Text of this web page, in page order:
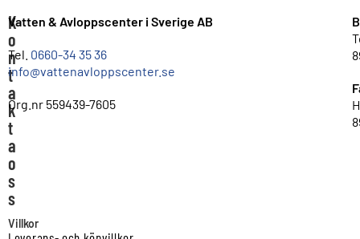
K
o
n
t
a
k
t
a
o
s
s
Vatten & Avloppscenter i Sverige AB
Tel. 0660-34 35 36
info@vattenavloppscenter.se
Org.nr 559439-7605
Villkor